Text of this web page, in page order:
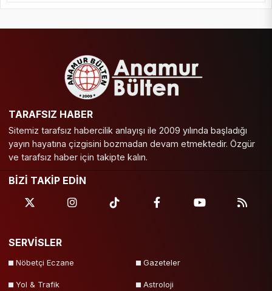
TARAFSIZ HABER
Sitemiz tarafsız habercilik anlayışı ile 2009 yılında başladığı
yayın hayatına çizgisini bozmadan devam etmektedir. Özgür
ve tarafsız haber için takipte kalın.
BİZİ TAKİP EDİN
SERVİSLER
Nöbetçi Eczane Gazeteler
Yol & Trafik Astroloji